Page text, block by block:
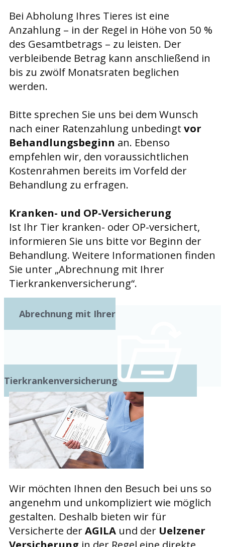
Bei Abholung Ihres Tieres ist eine
Anzahlung – in der Regel in Höhe von 50 %
des Gesamtbetrags – zu leisten. Der
verbleibende Betrag kann anschließend in
bis zu zwölf Monatsraten beglichen
werden.
Bitte sprechen Sie uns bei dem Wunsch
nach einer Ratenzahlung unbedingt vor
Behandlungsbeginn an. Ebenso
empfehlen wir, den voraussichtlichen
Kostenrahmen bereits im Vorfeld der
Behandlung zu erfragen.
Kranken- und OP-Versicherung
Ist Ihr Tier kranken- oder OP-versichert,
informieren Sie uns bitte vor Beginn der
Behandlung. Weitere Informationen finden
Sie unter „Abrechnung mit Ihrer
Tierkrankenversicherung“.
Abrechnung mit Ihrer
Tierkrankenversicherung
Wir möchten Ihnen den Besuch bei uns so
angenehm und unkompliziert wie möglich
gestalten. Deshalb bieten wir für
Versicherte derAGILA und der Uelzener